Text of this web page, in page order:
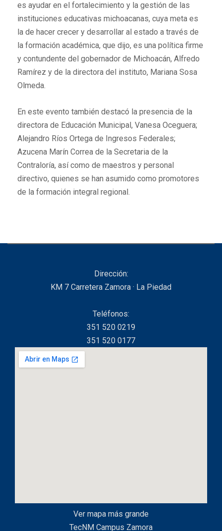
es ayudar en el fortalecimiento y la gestión de las
instituciones educativas michoacanas, cuya meta es
la de hacer crecer y desarrollar al estado a través de
la formación académica, que dijo, es una política firme
y contundente del gobernador de Michoacán, Alfredo
Ramírez y de la directora del instituto, Mariana Sosa
Olmeda.
En este evento también destacó la presencia de la
directora de Educación Municipal, Vanesa Oceguera;
Alejandro Ríos Ortega de Ingresos Federales;
Azucena Marín Correa de la Secretaria de la
Contraloría, así como de maestros y personal
directivo, quienes se han asumido como promotores
de la formación integral regional.
Dirección:
KM 7 Carretera Zamora · La Piedad
Teléfonos:
351 520 0219
351 520 0177
Ver mapa más grande
TecNM Campus Zamora